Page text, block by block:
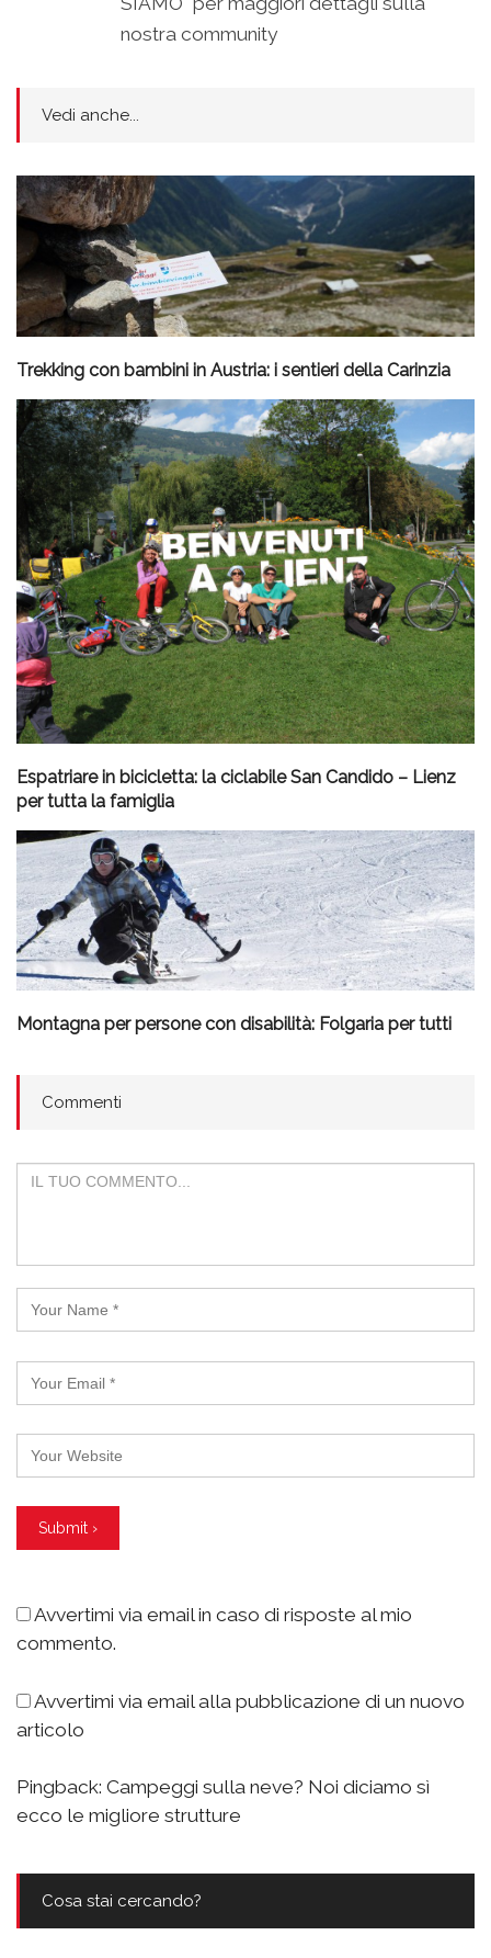
nostra community
Vedi anche...
Trekking con bambini in Austria: i sentieri della Carinzia
Espatriare in bicicletta: la ciclabile San Candido – Lienz
per tutta la famiglia
Montagna per persone con disabilità: Folgaria per tutti
Commenti
Avvertimi via email in caso di risposte al mio
commento.
Avvertimi via email alla pubblicazione di un nuovo
articolo
Pingback: Campeggi sulla neve? Noi diciamo sì
ecco le migliore strutture
Cosa stai cercando?